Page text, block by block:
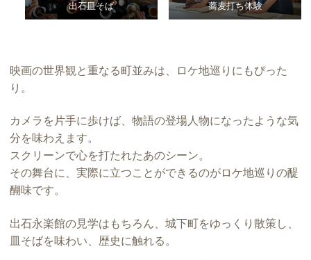
出石皿そば 蕎麦打ち体験
映画の世界観と重なる町並みは、ロケ地巡りにもぴった
り。
カメラを片手に歩けば、物語の登場人物になったような気
分を味わえます。
スクリーンで心を打たれたあのシーン。
その舞台に、実際に立つことができるのがロケ地巡りの醍
醐味です。
出石永楽館の見学はもちろん、城下町をゆっくり散策し、
皿そばを味わい、歴史に触れる。